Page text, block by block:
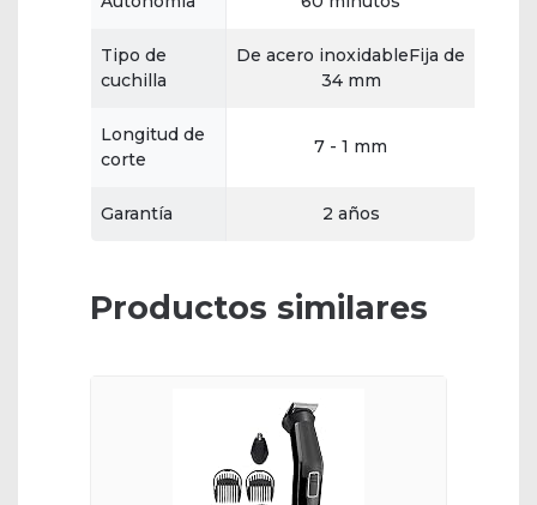
Tipo de
cuchilla
De acero inoxidableFija de
34 mm
Longitud de
corte
7 - 1 mm
Garantía 2 años
Productos similares